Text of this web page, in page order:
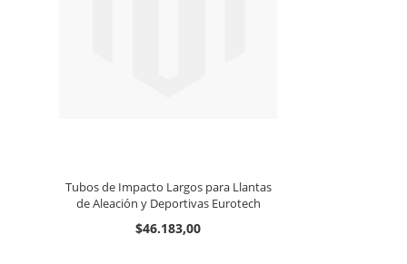
Tubos de Impacto Largos para Llantas
de Aleación y Deportivas Eurotech
$46.183,00